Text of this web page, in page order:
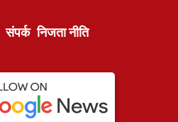
संपर्क निजता नीति